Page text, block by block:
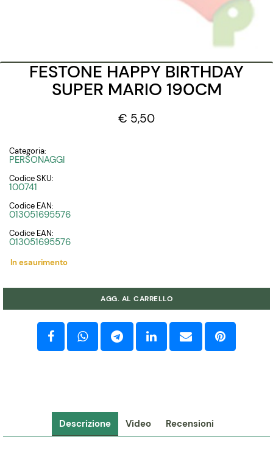
FESTONE HAPPY BIRTHDAY
SUPER MARIO 190CM
€ 5,50
Categoria:
PERSONAGGI
Codice SKU:
100741
Codice EAN:
013051695576
Codice EAN:
013051695576
In esaurimento
AGG. AL CARRELLO
Descrizione Video Recensioni